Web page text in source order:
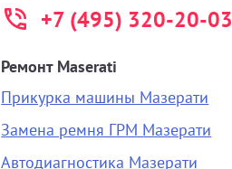
+7 (495) 320-20-03
Ремонт Maserati
Прикурка машины Мазерати
Замена ремня ГРМ Мазерати
Автодиагностика Мазерати